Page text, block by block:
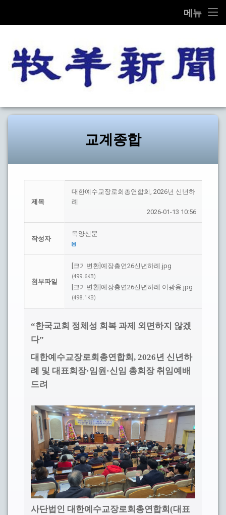
메뉴
교계종합
교단/교회
설교/칼럼
기타
목양
교계종합
제목
대한예수교장로회총연합회, 2026년 신년하
례
2026-01-13 10:56
작성자
목양신문
첨부파일
[크기변환]예장총연26신년하례.jpg
(499.6KB)
[크기변환]예장총연26신년하례 이광용.jpg
(498.1KB)
“한국교회 정체성 회복 과제 외면하지 않겠
다”
대한예수교장로회총연합회 , 2026년 신년하
례 및 대표회장·임원·신임 총회장 취임예배
드려
사단법인 대한예수교장로회총연합회 (대표